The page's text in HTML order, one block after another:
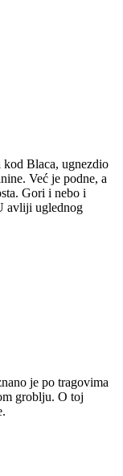
kod Blaca, ugnezdio
Već je podne, a
Gori i nebo i
avliji uglednog
je po tragovima
groblju. O toj